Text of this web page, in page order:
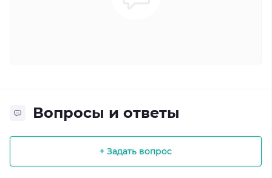
Вопросы и ответы
+ Задать вопрос